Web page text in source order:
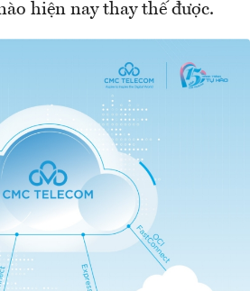
hiện nay thay thế được.